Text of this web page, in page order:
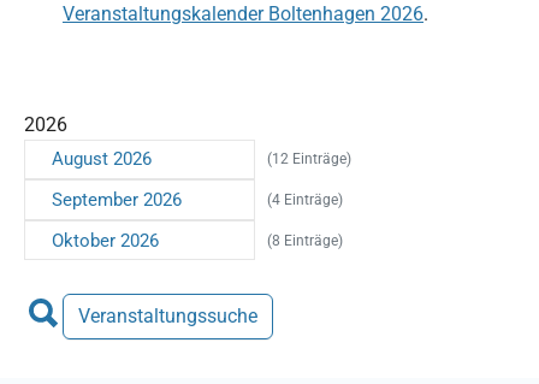
Veranstaltungskalender Boltenhagen 2026.
2026
August 2026 (12 Einträge)
September 2026 (4 Einträge)
Oktober 2026 (8 Einträge)
Veranstaltungssuche